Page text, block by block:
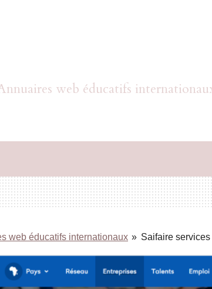
web éducatifs
web éducatifs internationaux » Saifaire services